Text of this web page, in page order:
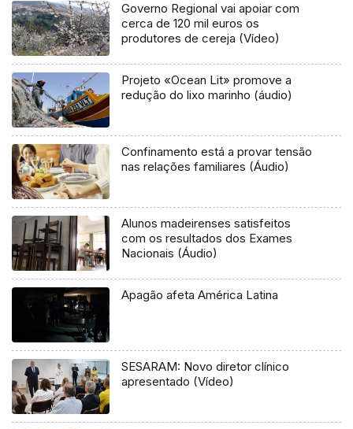
Governo Regional vai apoiar com
cerca de 120 mil euros os
produtores de cereja (Vídeo)
Projeto «Ocean Lit» promove a
redução do lixo marinho (áudio)
Confinamento está a provar tensão
nas relações familiares (Áudio)
Alunos madeirenses satisfeitos
com os resultados dos Exames
Nacionais (Áudio)
Apagão afeta América Latina
SESARAM: Novo diretor clínico
apresentado (Vídeo)